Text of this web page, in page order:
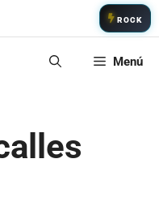
ROCK
Menú